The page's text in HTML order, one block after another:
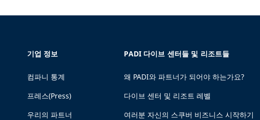
기업 정보
컴파니 통계
프레스(Press)
우리의 파트너
PADI 다이브 센터들 및 리조트들
왜 PADI와 파트너가 되어야 하는가요?
다이브 센터 및 리조트 레벨
여러분 자신의 스쿠버 비즈니스 시작하기